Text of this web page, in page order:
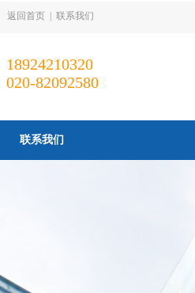
返回首页 联系我们
18924210320
020-82092580
联系我们